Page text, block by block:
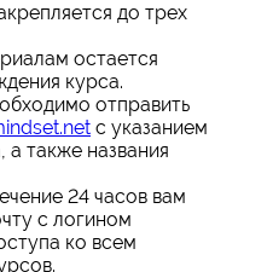
до трех
остается
курса.
отправить
с указанием
также названия
24 часов вам
с логином
ко всем